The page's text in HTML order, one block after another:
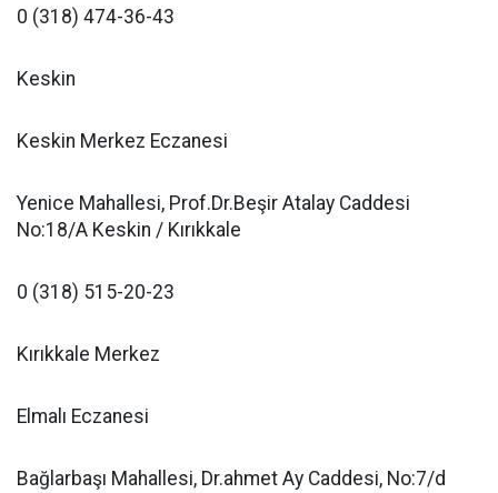
0 (318) 474-36-43
Keskin
Keskin Merkez Eczanesi
Yenice Mahallesi, Prof.Dr.Beşir Atalay Caddesi
No:18/A Keskin / Kırıkkale
0 (318) 515-20-23
Kırıkkale Merkez
Elmalı Eczanesi
Bağlarbaşı Mahallesi, Dr.ahmet Ay Caddesi, No:7/d